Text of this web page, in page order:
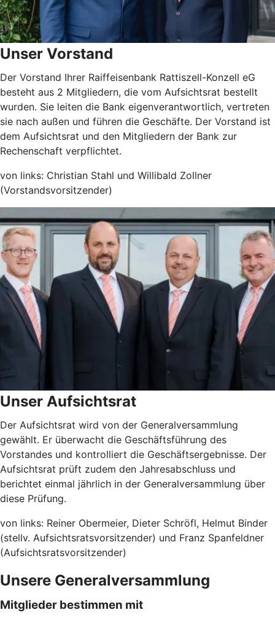
Unser Vorstand
Der Vorstand Ihrer Raiffeisenbank Rattiszell-Konzell eG
besteht aus 2 Mitgliedern, die vom Aufsichtsrat bestellt
wurden. Sie leiten die Bank eigenverantwortlich, vertreten
sie nach außen und führen die Geschäfte. Der Vorstand ist
dem Aufsichtsrat und den Mitgliedern der Bank zur
Rechenschaft verpflichtet.
von links: Christian Stahl und Willibald Zollner
(Vorstandsvorsitzender)
Unser Aufsichtsrat
Der Aufsichtsrat wird von der Generalversammlung
gewählt. Er überwacht die Geschäftsführung des
Vorstandes und kontrolliert die Geschäftsergebnisse. Der
Aufsichtsrat prüft zudem den Jahresabschluss und
berichtet einmal jährlich in der Generalversammlung über
diese Prüfung.
von links: Reiner Obermeier, Dieter Schröfl, Helmut Binder
(stellv. Aufsichtsratsvorsitzender) und Franz Spanfeldner
(Aufsichtsratsvorsitzender)
Unsere Generalversammlung
Mitglieder bestimmen mit